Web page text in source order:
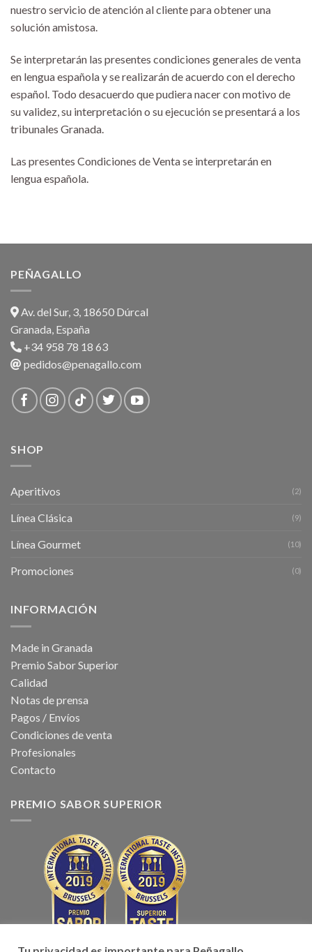
nuestro servicio de atención al cliente para obtener una
solución amistosa.
Se interpretarán las presentes condiciones generales de venta
en lengua española y se realizarán de acuerdo con el derecho
español. Todo desacuerdo que pudiera nacer con motivo de
su validez, su interpretación o su ejecución se presentará a los
tribunales Granada.
Las presentes Condiciones de Venta se interpretarán en
lengua española.
PEÑAGALLO
Av. del Sur, 3, 18650 Dúrcal
Granada, España
+34 958 78 18 63
pedidos@penagallo.com
SHOP
Aperitivos (2)
Línea Clásica (9)
Línea Gourmet (10)
Promociones (0)
INFORMACIÓN
Made in Granada
Premio Sabor Superior
Calidad
Notas de prensa
Pagos / Envíos
Condiciones de venta
Profesionales
Contacto
PREMIO SABOR SUPERIOR